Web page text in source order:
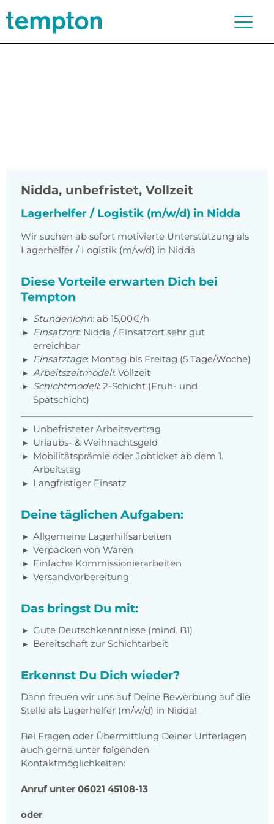
Nidda, unbefristet, Vollzeit
Lagerhelfer / Logistik (m/w/d) in Nidda
Wir suchen ab sofort motivierte Unterstützung als
Lagerhelfer / Logistik (m/w/d) in Nidda
Diese Vorteile erwarten Dich bei
Tempton
Stundenlohn: ab 15,00€/h
Einsatzort: Nidda / Einsatzort sehr gut
erreichbar
Einsatztage: Montag bis Freitag (5 Tage/Woche)
Arbeitszeitmodell: Vollzeit
Schichtmodell: 2-Schicht (Früh- und
Spätschicht)
Unbefristeter Arbeitsvertrag
Urlaubs- & Weihnachtsgeld
Mobilitätsprämie oder Jobticket ab dem 1.
Arbeitstag
Langfristiger Einsatz
Deine täglichen Aufgaben:
Allgemeine Lagerhilfsarbeiten
Verpacken von Waren
Einfache Kommissionierarbeiten
Versandvorbereitung
Das bringst Du mit:
Gute Deutschkenntnisse (mind. B1)
Bereitschaft zur Schichtarbeit
Erkennst Du Dich wieder?
Dann freuen wir uns auf Deine Bewerbung auf die
Stelle als Lagerhelfer (m/w/d) in Nidda!
Bei Fragen oder Übermittlung Deiner Unterlagen
auch gerne unter folgenden
Kontaktmöglichkeiten:
Anruf unter 06021 45108-13
oder